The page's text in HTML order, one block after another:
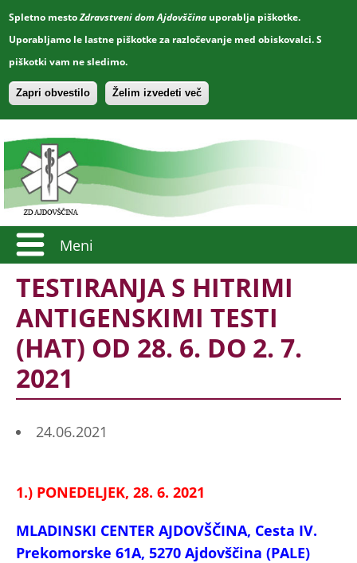
Spletno mestoZdravstveni dom Ajdovščina uporablja piškotke.
Uporabljamo le lastne piškotke za razločevanje med obiskovalci. S
piškotki vam ne sledimo.
Zapri obvestilo Želim izvedeti več
Meni
TESTIRANJA S HITRIMI
ANTIGENSKIMI TESTI
(HAT) OD 28. 6. DO 2. 7.
2021
24.06.2021
1.) PONEDELJEK, 28. 6. 2021
MLADINSKI CENTER AJDOVŠČINA, Cesta IV.
Prekomorske 61A, 5270 Ajdovščina (PALE)